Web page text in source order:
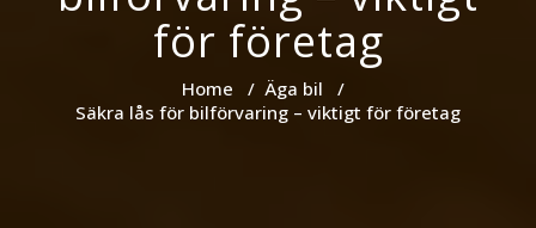
för företag
Home / Äga bil /
Säkra lås för bilförvaring – viktigt för företag